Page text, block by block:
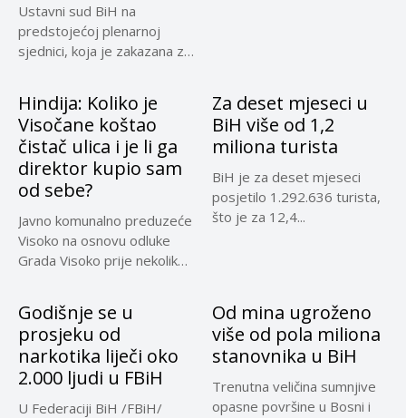
Ustavni sud BiH na
predstojećoj plenarnoj
sjednici, koja je zakazana za
Hindija: Koliko je
Visočane koštao
čistač ulica i je li ga
direktor kupio sam
od sebe?
Javno komunalno preduzeće
Visoko na osnovu odluke
Grada Visoko prije nekoliko
Za deset mjeseci u
BiH više od 1,2
miliona turista
BiH je za deset mjeseci
posjetilo 1.292.636 turista,
što je za 12,4...
Godišnje se u
prosjeku od
narkotika liječi oko
2.000 ljudi u FBiH
U Federaciji BiH /FBiH/
Od mina ugroženo
više od pola miliona
stanovnika u BiH
Trenutna veličina sumnjive
opasne površine u Bosni i